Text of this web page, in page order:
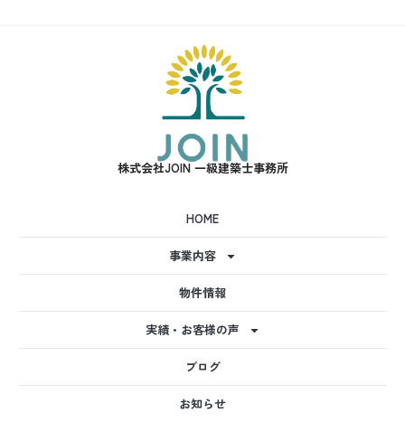
株式会社JOIN 一級建築士事務所
HOME
事業内容
物件情報
実績・お客様の声
ブログ
お知らせ